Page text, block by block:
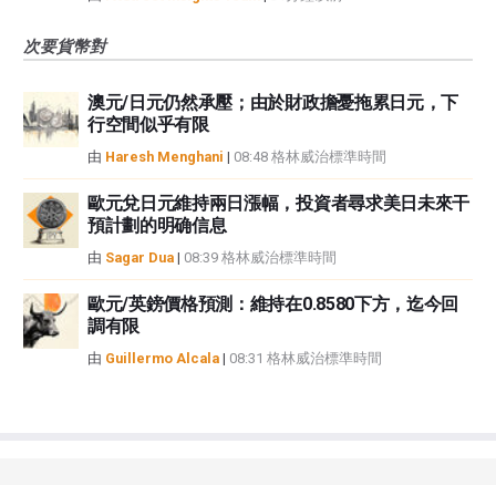
次要貨幣對
澳元/日元仍然承壓；由於財政擔憂拖累日元，下
行空間似乎有限
由 Haresh Menghani | 08:48 格林威治標準時間
歐元兌日元維持兩日漲幅，投資者尋求美日未來干
預計劃的明确信息
由 Sagar Dua | 08:39 格林威治標準時間
歐元/英鎊價格預測：維持在0.8580下方，迄今回
調有限
由 Guillermo Alcala | 08:31 格林威治標準時間